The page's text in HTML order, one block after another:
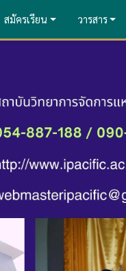
สมัครเรียน วารสาร